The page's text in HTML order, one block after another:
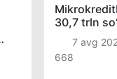
30,7 trln
Fitch
darajasiga
7 avg
668